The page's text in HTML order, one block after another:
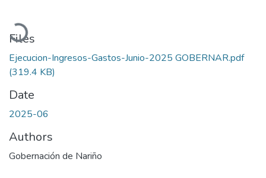
Loading...
Files
Ejecucion-Ingresos-Gastos-Junio-2025 GOBERNAR.pdf
(319.4 KB)
Date
2025-06
Authors
Gobernación de Nariño